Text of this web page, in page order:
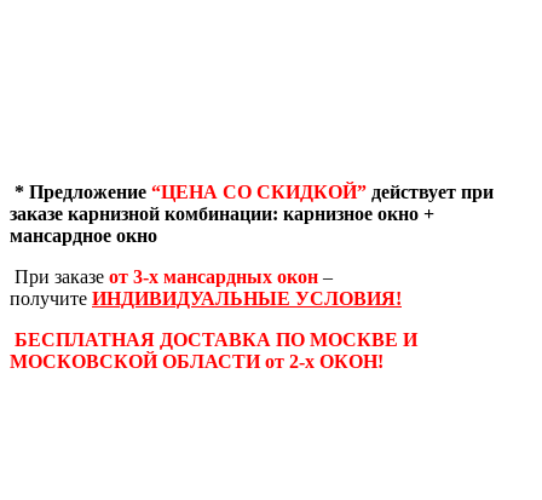
* Предложение “ЦЕНА СО СКИДКОЙ” действует при
заказе карнизной комбинации: карнизное окно +
мансардное окно
При заказе от 3-х мансардных окон –
получите ИНДИВИДУАЛЬНЫЕ УСЛОВИЯ!
БЕСПЛАТНАЯ ДОСТАВКА ПО МОСКВЕ И
МОСКОВСКОЙ ОБЛАСТИ от 2-х ОКОН!